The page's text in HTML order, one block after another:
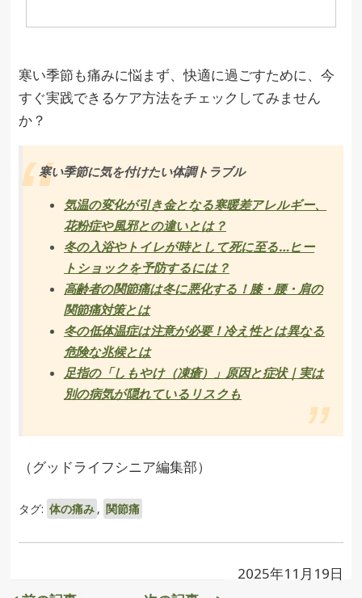
寒い季節も痛みに悩まず、快適に過ごすために、今
すぐ実践できるケア方法をチェックしてみません
か？
寒い季節に気を付けたい体調トラブル
気温の変化が引き金となる寒暖差アレルギー、
花粉症や風邪との違いとは？
冬の入浴やトイレが時として死に至る…ヒー
トショックを予防するには？
高齢者の関節痛は冬に悪化する！膝・腰・肩の
関節痛対策とは
冬の低体温症は注意が必要！冷え性とは異なる
危険な兆候とは
足指の「しもやけ（凍瘡）」原因と症状｜実は
別の病気が隠れているリスクも
（グッドライフシニア編集部）
タグ: 体の痛み , 関節痛
2025年11月19日